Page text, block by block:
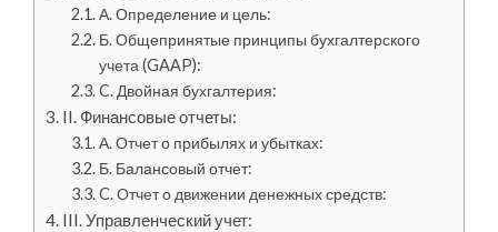
А. Определение и цель:
Б. Общепринятые принципы бухгалтерского
учета (GAAP):
C. Двойная бухгалтерия:
II. Финансовые отчеты:
А. Отчет о прибылях и убытках:
Б. Балансовый отчет:
C. Отчет о движении денежных средств:
III. Управленческий учет: